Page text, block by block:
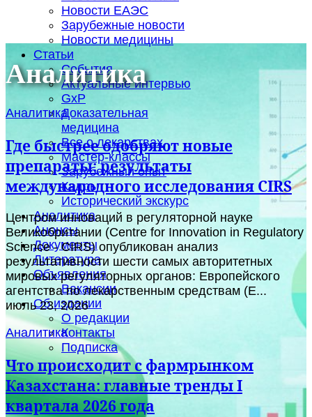
Новости ЕАЭС
Зарубежные новости
Новости медицины
Статьи
События
Актуальные интервью
GxP
Доказательная
медицина
Все о лекарствах
Мастер-классы
Зарубежный опыт
Кадры
Исторический экскурс
Аналитика
Анонсы
Документы
Литература
Объявления
Вакансии
Об издании
О редакции
Контакты
Подписка
Аналитика
Аналитика
Где быстрее одобряют новые
препараты: результаты
международного исследования CIRS
Центром инноваций в регуляторной науке
Великобритании (Centre for Innovation in Regulatory
Science - CIRS) опубликован анализ
результативности шести самых авторитетных
мировых регуляторных органов: Европейского
агентства по лекарственным средствам (E...
июль 23, 2026
Аналитика
Что происходит с фармрынком
Казахстана: главные тренды I
квартала 2026 года